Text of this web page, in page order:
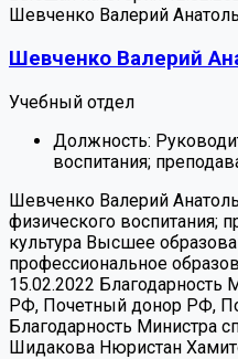
Шевченко Валерий
Шевченко Валерий
Учебный отдел
Должность:
воспитания;
Шевченко Валерий
физического воспитания;
культура Высшее
профессиональное
15.02.2022 Благодарность
РФ, Почетный донор РФ,
Благодарность Министра
Шидакова Нюристан